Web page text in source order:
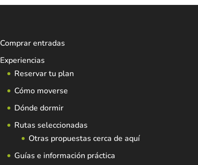
Comprar entradas
Experiencias
Reservar tu plan
Cómo moverse
Dónde dormir
Rutas seleccionadas
Otras propuestas cerca de aquí
Guías e información práctica